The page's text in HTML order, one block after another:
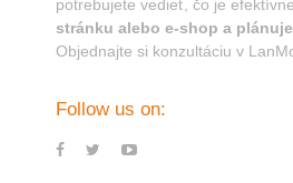
potrebujete vedieť, čo je
stránku alebo e-shop a
Objednajte si konzultáciu v
Follow us on: